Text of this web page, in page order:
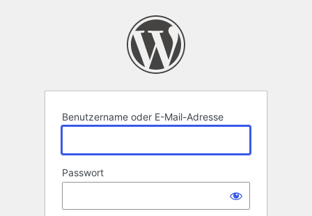
Benutzername oder E-Mail-Adresse
Passwort